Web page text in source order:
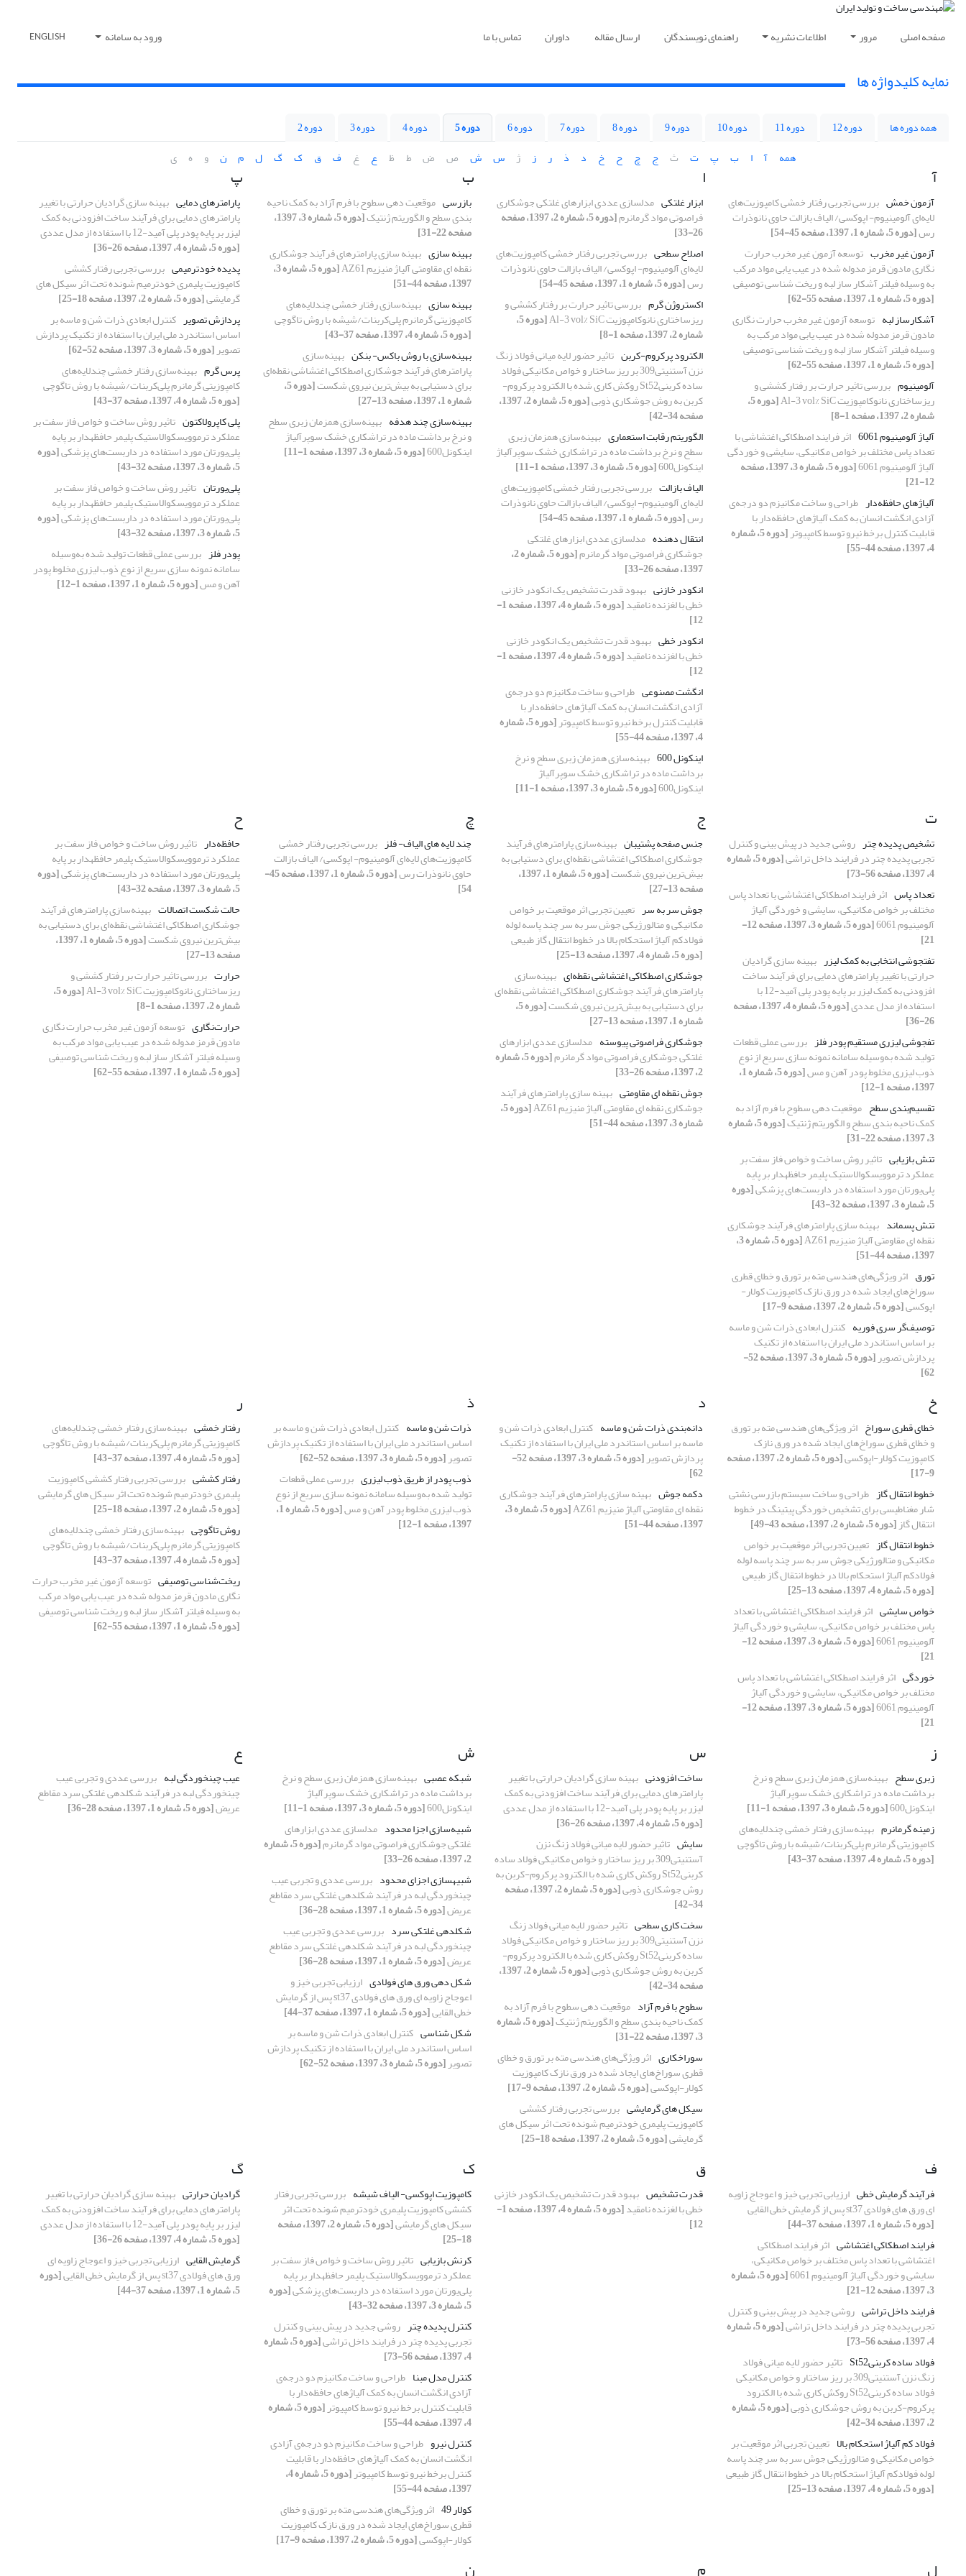
صفحه اصلی مرور اطلاعات نشریه راهنمای نویسندگان ارسال مقاله داوران تماس با ما ورود به سامانه ENGLISH
نمایه کلیدواژه ها
همه دوره ها دوره 12 دوره 11 دوره 10 دوره 9 دوره 8 دوره 7 دوره 6 دوره 5 دوره 4 دوره 3
دوره 2
همه
آ ا ب پ ت ث ج چ ح خ د ذ ر ز ژ س ش ص ض ط ظ ع غ ف ق ک گ ل م ن و ه ی
آ
آزمون خمش بررسی تجربی رفتار خمشی کامپوزیت‌های
لایه‌ای آلومینیوم- اپوکسی/ الیاف بازالت حاوی نانوذرات
رس[دوره 5، شماره 1، 1397، صفحه 45-54]
آزمون غیر مخرب توسعه آزمون غیر مخرب حرارت
نگاری مادون قرمز مدوله شده در عیب یابی مواد مرکب
به وسیله فیلتر آشکار ساز لبه و ریخت شناسی توصیفی
[دوره 5، شماره 1، 1397، صفحه 55-62]
آشکار‌ساز لبه توسعه آزمون غیر مخرب حرارت نگاری
مادون قرمز مدوله شده در عیب یابی مواد مرکب به
وسیله فیلتر آشکار ساز لبه و ریخت شناسی توصیفی
[دوره 5، شماره 1، 1397، صفحه 55-62]
آلومینیوم بررسی تاثیر حرارت بر رفتار کششی و
ریزساختاری نانوکامپوزیت Al-3 vol% SiC [دوره 5،
شماره 2، 1397، صفحه 1-8]
آلیاژ آلومینیوم 6061
اثر فرایند اصطکاکی اغتشاشی با
تعداد پاس مختلف بر خواص مکانیکی، سایشی و خوردگی
آلیاژ آلومینیوم 6061 [دوره 5، شماره 3، 1397، صفحه
12-21]
آلیاژهای حافظه‌دار طراحی و ساخت مکانیزم دو درجه‌ی
آزادی انگشت انسان به کمک آلیاژهای حافظه‌دار با
قابلیت کنترل برخط نیرو توسط کامپیوتر [دوره 5، شماره
4، 1397، صفحه 44-55]
ا
ابزار غلتکی مدلسازی عددی ابزارهای غلتکی جوشکاری
فراصوتی مواد گرمانرم [دوره 5، شماره 2، 1397، صفحه
26-33]
اصلاح سطحی بررسی تجربی رفتار خمشی کامپوزیت‌های
لایه‌ای آلومینیوم- اپوکسی/ الیاف بازالت حاوی نانوذرات
رس[دوره 5، شماره 1، 1397، صفحه 45-54]
اکستروژن گرم بررسی تاثیر حرارت بر رفتار کششی و
ریزساختاری نانوکامپوزیت Al-3 vol% SiC [دوره 5،
شماره 2، 1397، صفحه 1-8]
الکترود پرکروم-کربن تاثیر حضور لایه میانی فولاد زنگ
نزن آستنیتی309 بر ریز ساختار و خواص مکانیکی فولاد
ساده کربنیSt52 روکش کاری شده با الکترود پرکروم-
کربن به روش جوشکاری ذوبی [دوره 5، شماره 2، 1397،
صفحه 34-42]
الگوریتم رقابت استعماری بهینه‌سازی همزمان زبری
سطح و نرخ برداشت ماده در تراشکاری خشک سوپرآلیاژ
اینکونل600
[دوره 5، شماره 3، 1397، صفحه 1-11]
الیاف بازالت بررسی تجربی رفتار خمشی کامپوزیت‌های
لایه‌ای آلومینیوم- اپوکسی/ الیاف بازالت حاوی نانوذرات
رس[دوره 5، شماره 1، 1397، صفحه 45-54]
انتقال دهنده مدلسازی عددی ابزارهای غلتکی
جوشکاری فراصوتی مواد گرمانرم [دوره 5، شماره 2،
1397، صفحه 26-33]
انکودر خازنی بهبود قدرت تشخیص یک انکودر خازنی
خطی با لغزنده نامقید [دوره 5، شماره 4، 1397، صفحه 1-
12]
انکودر خطی بهبود قدرت تشخیص یک انکودر خازنی
خطی با لغزنده نامقید [دوره 5، شماره 4، 1397، صفحه 1-
12]
انگشت مصنوعی طراحی و ساخت مکانیزم دو درجه‌ی
آزادی انگشت انسان به کمک آلیاژهای حافظه‌دار با
قابلیت کنترل برخط نیرو توسط کامپیوتر [دوره 5، شماره
4، 1397، صفحه 44-55]
اینکونل 600
بهینه‌سازی همزمان زبری سطح و نرخ
برداشت ماده در تراشکاری خشک سوپرآلیاژ
اینکونل600 [دوره 5، شماره 3، 1397، صفحه 1-11]
ب
بازرسی موقعیت دهی سطوح با فرم آزاد به کمک ناحیه
بندی سطح و الگوریتم ژنتیک [دوره 5، شماره 3، 1397،
صفحه 22-31]
بهینه سازی بهینه سازی پارامترهای فرآیند جوشکاری
نقطه ای مقاومتی آلیاژ منیزیم AZ61 [دوره 5، شماره 3،
1397، صفحه 44-51]
بهینه سازی بهینه‌سازی رفتار خمشی چندلایه‌های
کامپوزیتی گرمانرم پلی‌کربنات/شیشه با روش تاگوچی
[دوره 5، شماره 4، 1397، صفحه 37-43]
بهینه‌سازی با روش باکس‌- بنکن بهینه‌سازی
پارامترهای فرآیند جوشکاری اصطکاکی اغتشاشی نقطه‌ای
برای دستیابی به بیش‌ترین نیروی شکست [دوره 5،
شماره 1، 1397، صفحه 13-27]
بهینه‌سازی چند هدفه بهینه‌سازی همزمان زبری سطح
و نرخ برداشت ماده در تراشکاری خشک سوپرآلیاژ
اینکونل600 [دوره 5، شماره 3، 1397، صفحه 1-11]
پ
پارامترهای دمایی بهینه سازی گرادیان حرارتی با تغییر
پارامترهای دمایی برای فرآیند ساخت افزودنی به کمک
لیزر بر پایه پودر پلی آمید-12 با استفاده از مدل عددی
[دوره 5، شماره 4، 1397، صفحه 26-36]
پدیده خودترمیمی بررسی تجربی رفتار کششی
کامپوزیت پلیمری خودترمیم شونده تحت اثر سیکل های
گرمایشی[دوره 5، شماره 2، 1397، صفحه 18-25]
پردازش تصویر کنترل ابعادی ذرات شن و ماسه بر
اساس استاندرد ملی ایران با استفاده از تکنیک پردازش
تصویر[دوره 5، شماره 3، 1397، صفحه 52-62]
پرس گرم بهینه‌سازی رفتار خمشی چندلایه‌های
کامپوزیتی گرمانرم پلی‌کربنات/شیشه با روش تاگوچی
[دوره 5، شماره 4، 1397، صفحه 37-43]
پلی کاپرولاکتون تاثیر روش ساخت و خواص فاز سفت بر
عملکرد ترموویسکوالاستیک پلیمر حافظه‎‍دار بر پایه
پلی‌یورتان مورد استفاده در داربست‌های پزشکی[دوره
5، شماره 3، 1397، صفحه 32-43]
پلی‌یورتان تاثیر روش ساخت و خواص فاز سفت بر
عملکرد ترموویسکوالاستیک پلیمر حافظه‎‍دار بر پایه
پلی‌یورتان مورد استفاده در داربست‌های پزشکی[دوره
5، شماره 3، 1397، صفحه 32-43]
پودر فلز بررسی عملی قطعات تولید شده به‌وسیله
سامانه نمونه سازی سریع از نوع ذوب لیزری مخلوط پودر
آهن و مس[دوره 5، شماره 1، 1397، صفحه 1-12]
ت
تشخیص پدیده چتر روشی جدید در پیش‏ بینی و کنترل
تجربی پدیده چتر در فرایند داخل‏ تراشی [دوره 5، شماره
4، 1397، صفحه 56-73]
تعداد پاس اثر فرایند اصطکاکی اغتشاشی با تعداد پاس
مختلف بر خواص مکانیکی، سایشی و خوردگی آلیاژ
آلومینیوم 6061 [دوره 5، شماره 3، 1397، صفحه 12-
21]
تفتجوشی انتخابی به کمک لیزر بهینه سازی گرادیان
حرارتی با تغییر پارامترهای دمایی برای فرآیند ساخت
افزودنی به کمک لیزر بر پایه پودر پلی آمید-12 با
استفاده از مدل عددی [دوره 5، شماره 4، 1397، صفحه
26-36]
تفجوشی لیزری مستقیم پودر فلز بررسی عملی قطعات
تولید شده به‌وسیله سامانه نمونه سازی سریع از نوع
ذوب لیزری مخلوط پودر آهن و مس [دوره 5، شماره 1،
1397، صفحه 1-12]
تقسیم‌بندی سطح موقعیت دهی سطوح با فرم آزاد به
کمک ناحیه بندی سطح و الگوریتم ژنتیک [دوره 5، شماره
3، 1397، صفحه 22-31]
تنش بازیابی تاثیر روش ساخت و خواص فاز سفت بر
عملکرد ترموویسکوالاستیک پلیمر حافظه‎‍دار بر پایه
پلی‌یورتان مورد استفاده در داربست‌های پزشکی[دوره
5، شماره 3، 1397، صفحه 32-43]
تنش پسماند بهینه سازی پارامترهای فرآیند جوشکاری
نقطه ای مقاومتی آلیاژ منیزیم AZ61 [دوره 5، شماره 3،
1397، صفحه 44-51]
تورق اثر ویژگی‌های هندسی مته بر تورق و خطای قطری
سوراخ‌های ایجاد شده در ورق نازک کامپوزیت کولار-
اپوکسی[دوره 5، شماره 2، 1397، صفحه 9-17]
توصیف‌گر سری فوریه کنترل ابعادی ذرات شن و ماسه
بر اساس استاندرد ملی ایران با استفاده از تکنیک
پردازش تصویر [دوره 5، شماره 3، 1397، صفحه 52-
62]
ج
جنس صفحه پشتیبان بهینه‌سازی پارامترهای فرآیند
جوشکاری اصطکاکی اغتشاشی نقطه‌ای برای دستیابی به
بیش‌ترین نیروی شکست [دوره 5، شماره 1، 1397،
صفحه 13-27]
جوش سر به سر تعیین تجربی اثر موقعیت بر خواص
مکانیکی و متالورژیکی جوش سر به سر چند پاسه لوله
فولادکم آلیاژ استحکام بالا در خطوط انتقال گاز طبیعی
[دوره 5، شماره 4، 1397، صفحه 13-25]
جوشکاری اصطکاکی اغتشاشی نقطه‌ای بهینه‌سازی
پارامترهای فرآیند جوشکاری اصطکاکی اغتشاشی نقطه‌ای
برای دستیابی به بیش‌ترین نیروی شکست [دوره 5،
شماره 1، 1397، صفحه 13-27]
جوشکاری فراصوتی پیوسته مدلسازی عددی ابزارهای
غلتکی جوشکاری فراصوتی مواد گرمانرم [دوره 5، شماره
2، 1397، صفحه 26-33]
جوش نقطه ای مقاومتی بهینه سازی پارامترهای فرآیند
جوشکاری نقطه ای مقاومتی آلیاژ منیزیم AZ61 [دوره 5،
شماره 3، 1397، صفحه 44-51]
چ
چند لایه های الیاف- فلز بررسی تجربی رفتار خمشی
کامپوزیت‌های لایه‌ای آلومینیوم- اپوکسی/ الیاف بازالت
حاوی نانوذرات رس [دوره 5، شماره 1، 1397، صفحه 45-
54]
ح
حافظه‌دار تاثیر روش ساخت و خواص فاز سفت بر
عملکرد ترموویسکوالاستیک پلیمر حافظه‎‍دار بر پایه
پلی‌یورتان مورد استفاده در داربست‌های پزشکی[دوره
5، شماره 3، 1397، صفحه 32-43]
حالت شکست اتصالات بهینه‌سازی پارامترهای فرآیند
جوشکاری اصطکاکی اغتشاشی نقطه‌ای برای دستیابی به
بیش‌ترین نیروی شکست [دوره 5، شماره 1، 1397،
صفحه 13-27]
حرارت بررسی تاثیر حرارت بر رفتار کششی و
ریزساختاری نانوکامپوزیت Al-3 vol% SiC [دوره 5،
شماره 2، 1397، صفحه 1-8]
حرارت‌نگاری توسعه آزمون غیر مخرب حرارت نگاری
مادون قرمز مدوله شده در عیب یابی مواد مرکب به
وسیله فیلتر آشکار ساز لبه و ریخت شناسی توصیفی
[دوره 5، شماره 1، 1397، صفحه 55-62]
خ
خطای قطری سوراخ اثر ویژگی‌های هندسی مته بر تورق
و خطای قطری سوراخ‌های ایجاد شده در ورق نازک
کامپوزیت کولار-اپوکسی [دوره 5، شماره 2، 1397، صفحه
9-17]
خطوط انتقال گاز طراحی و ساخت سیستم بازرسی نشتی
شار مغناطیسی برای تشخیص خوردگی پیتینگ در خطوط
انتقال گاز[دوره 5، شماره 2، 1397، صفحه 43-49]
خطوط انتقال گاز تعیین تجربی اثر موقعیت بر خواص
مکانیکی و متالورژیکی جوش سر به سر چند پاسه لوله
فولادکم آلیاژ استحکام بالا در خطوط انتقال گاز طبیعی
[دوره 5، شماره 4، 1397، صفحه 13-25]
خواص سایشی اثر فرایند اصطکاکی اغتشاشی با تعداد
پاس مختلف بر خواص مکانیکی، سایشی و خوردگی آلیاژ
آلومینیوم 6061 [دوره 5، شماره 3، 1397، صفحه 12-
21]
خوردگی اثر فرایند اصطکاکی اغتشاشی با تعداد پاس
مختلف بر خواص مکانیکی، سایشی و خوردگی آلیاژ
آلومینیوم 6061 [دوره 5، شماره 3، 1397، صفحه 12-
21]
د
دانه‌بندی ذرات شن و ماسه کنترل ابعادی ذرات شن و
ماسه بر اساس استاندرد ملی ایران با استفاده از تکنیک
پردازش تصویر [دوره 5، شماره 3، 1397، صفحه 52-
62]
دکمه جوش بهینه سازی پارامترهای فرآیند جوشکاری
نقطه ای مقاومتی آلیاژ منیزیم AZ61 [دوره 5، شماره 3،
1397، صفحه 44-51]
ذ
ذرات شن و ماسه کنترل ابعادی ذرات شن و ماسه بر
اساس استاندرد ملی ایران با استفاده از تکنیک پردازش
تصویر[دوره 5، شماره 3، 1397، صفحه 52-62]
ذوب پودر از طریق ذوب لیزری بررسی عملی قطعات
تولید شده به‌وسیله سامانه نمونه سازی سریع از نوع
ذوب لیزری مخلوط پودر آهن و مس [دوره 5، شماره 1،
1397، صفحه 1-12]
ر
رفتار خمشی بهینه‌سازی رفتار خمشی چندلایه‌های
کامپوزیتی گرمانرم پلی‌کربنات/شیشه با روش تاگوچی
[دوره 5، شماره 4، 1397، صفحه 37-43]
رفتار کششی بررسی تجربی رفتار کششی کامپوزیت
پلیمری خودترمیم شونده تحت اثر سیکل های گرمایشی
[دوره 5، شماره 2، 1397، صفحه 18-25]
روش تاگوچی بهینه‌سازی رفتار خمشی چندلایه‌های
کامپوزیتی گرمانرم پلی‌کربنات/شیشه با روش تاگوچی
[دوره 5، شماره 4، 1397، صفحه 37-43]
ریخت‌شناسی توصیفی توسعه آزمون غیر مخرب حرارت
نگاری مادون قرمز مدوله شده در عیب یابی مواد مرکب
به وسیله فیلتر آشکار ساز لبه و ریخت شناسی توصیفی
[دوره 5، شماره 1، 1397، صفحه 55-62]
ز
زبری سطح بهینه‌سازی همزمان زبری سطح و نرخ
برداشت ماده در تراشکاری خشک سوپرآلیاژ
اینکونل600
[دوره 5، شماره 3، 1397، صفحه 1-11]
زمینه گرمانرم بهینه‌سازی رفتار خمشی چندلایه‌های
کامپوزیتی گرمانرم پلی‌کربنات/شیشه با روش تاگوچی
[دوره 5، شماره 4، 1397، صفحه 37-43]
س
ساخت افزودنی بهینه سازی گرادیان حرارتی با تغییر
پارامترهای دمایی برای فرآیند ساخت افزودنی به کمک
لیزر بر پایه پودر پلی آمید-12 با استفاده از مدل عددی
[دوره 5، شماره 4، 1397، صفحه 26-36]
سایش تاثیر حضور لایه میانی فولاد زنگ نزن
آستنیتی309 بر ریز ساختار و خواص مکانیکی فولاد ساده
کربنیSt52 روکش کاری شده با الکترود پرکروم-کربن به
روش جوشکاری ذوبی [دوره 5، شماره 2، 1397، صفحه
34-42]
سخت کاری سطحی تاثیر حضور لایه میانی فولاد زنگ
نزن آستنیتی309 بر ریز ساختار و خواص مکانیکی فولاد
ساده کربنیSt52 روکش کاری شده با الکترود پرکروم-
کربن به روش جوشکاری ذوبی [دوره 5، شماره 2، 1397،
صفحه 34-42]
سطوح با فرم آزاد موقعیت دهی سطوح با فرم آزاد به
کمک ناحیه بندی سطح و الگوریتم ژنتیک [دوره 5، شماره
3، 1397، صفحه 22-31]
سوراخکاری اثر ویژگی‌های هندسی مته بر تورق و خطای
قطری سوراخ‌های ایجاد شده در ورق نازک کامپوزیت
کولار-اپوکسی[دوره 5، شماره 2، 1397، صفحه 9-17]
سیکل های گرمایشی بررسی تجربی رفتار کششی
کامپوزیت پلیمری خودترمیم شونده تحت اثر سیکل های
گرمایشی[دوره 5، شماره 2، 1397، صفحه 18-25]
ش
شبکه عصبی بهینه‌سازی همزمان زبری سطح و نرخ
برداشت ماده در تراشکاری خشک سوپرآلیاژ
اینکونل600
[دوره 5، شماره 3، 1397، صفحه 1-11]
شبیه‌سازی اجزا محدود مدلسازی عددی ابزارهای
غلتکی جوشکاری فراصوتی مواد گرمانرم [دوره 5، شماره
2، 1397، صفحه 26-33]
شبیه‎سازی اجزای محدود
بررسی عددی و تجربی عیب
چین‎خوردگی لبه در فرآیند شکل‎دهی غلتکی سرد مقاطع
عریض[دوره 5، شماره 1، 1397، صفحه 28-36]
شکل‎دهی غلتکی سرد
بررسی عددی و تجربی عیب
چین‎خوردگی لبه در فرآیند شکل‎دهی غلتکی سرد مقاطع
عریض[دوره 5، شماره 1، 1397، صفحه 28-36]
شکل دهی ورق های فولادی ارزیابی تجربی خیز و
اعوجاج زاویه ای ورق های فولادی st37 پس از گرمایش
خطی القایی[دوره 5، شماره 1، 1397، صفحه 37-44]
شکل شناسی کنترل ابعادی ذرات شن و ماسه بر
اساس استاندرد ملی ایران با استفاده از تکنیک پردازش
تصویر[دوره 5، شماره 3، 1397، صفحه 52-62]
ع
عیب چین‎خوردگی لبه بررسی عددی و تجربی عیب
چین‎خوردگی لبه در فرآیند شکل‎دهی غلتکی سرد مقاطع
عریض[دوره 5، شماره 1، 1397، صفحه 28-36]
ف
فرآیند گرمایش خطی ارزیابی تجربی خیز و اعوجاج زاویه
ای ورق های فولادی st37 پس از گرمایش خطی القایی
[دوره 5، شماره 1، 1397، صفحه 37-44]
فرایند اصطکاکی اغتشاشی اثر فرایند اصطکاکی
اغتشاشی با تعداد پاس مختلف بر خواص مکانیکی،
سایشی و خوردگی آلیاژ آلومینیوم 6061 [دوره 5، شماره
3، 1397، صفحه 12-21]
فرایند داخل‏ تراشی روشی جدید در پیش‏ بینی و کنترل
تجربی پدیده چتر در فرایند داخل‏ تراشی [دوره 5، شماره
4، 1397، صفحه 56-73]
فولاد ساده کربنیSt52
تاثیر حضور لایه میانی فولاد
زنگ نزن آستنیتی309 بر ریز ساختار و خواص مکانیکی
فولاد ساده کربنیSt52 روکش کاری شده با الکترود
پرکروم-کربن به روش جوشکاری ذوبی [دوره 5، شماره
2، 1397، صفحه 34-42]
فولاد کم آلیاژ استحکام بالا تعیین تجربی اثر موقعیت بر
خواص مکانیکی و متالورژیکی جوش سر به سر چند پاسه
لوله فولادکم آلیاژ استحکام بالا در خطوط انتقال گاز طبیعی
[دوره 5، شماره 4، 1397، صفحه 13-25]
ق
قدرت تشخیص بهبود قدرت تشخیص یک انکودر خازنی
خطی با لغزنده نامقید [دوره 5، شماره 4، 1397، صفحه 1-
12]
ک
کامپوزیت اپوکسی- الیاف شیشه بررسی تجربی رفتار
کششی کامپوزیت پلیمری خودترمیم شونده تحت اثر
سیکل های گرمایشی [دوره 5، شماره 2، 1397، صفحه
18-25]
کرنش بازیابی تاثیر روش ساخت و خواص فاز سفت بر
عملکرد ترموویسکوالاستیک پلیمر حافظه‎‍دار بر پایه
پلی‌یورتان مورد استفاده در داربست‌های پزشکی[دوره
5، شماره 3، 1397، صفحه 32-43]
کنترل پدیده چتر روشی جدید در پیش‏ بینی و کنترل
تجربی پدیده چتر در فرایند داخل‏ تراشی [دوره 5، شماره
4، 1397، صفحه 56-73]
کنترل مدل مبنا طراحی و ساخت مکانیزم دو درجه‌ی
آزادی انگشت انسان به کمک آلیاژهای حافظه‌دار با
قابلیت کنترل برخط نیرو توسط کامپیوتر [دوره 5، شماره
4، 1397، صفحه 44-55]
کنترل نیرو طراحی و ساخت مکانیزم دو درجه‌ی آزادی
انگشت انسان به کمک آلیاژهای حافظه‌دار با قابلیت
کنترل برخط نیرو توسط کامپیوتر [دوره 5، شماره 4،
1397، صفحه 44-55]
کولار 49
اثر ویژگی‌های هندسی مته بر تورق و خطای
قطری سوراخ‌های ایجاد شده در ورق نازک کامپوزیت
کولار-اپوکسی[دوره 5، شماره 2، 1397، صفحه 9-17]
گ
گرادیان حرارتی بهینه سازی گرادیان حرارتی با تغییر
پارامترهای دمایی برای فرآیند ساخت افزودنی به کمک
لیزر بر پایه پودر پلی آمید-12 با استفاده از مدل عددی
[دوره 5، شماره 4، 1397، صفحه 26-36]
گرمایش القایی ارزیابی تجربی خیز و اعوجاج زاویه ای
ورق های فولادی st37 پس از گرمایش خطی القایی [دوره
5، شماره 1، 1397، صفحه 37-44]
ل م ن